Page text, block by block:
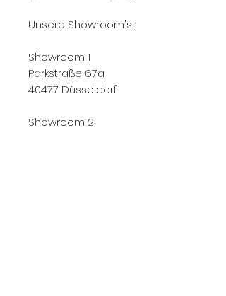
Unsere Showroom's :
Showroom 1
Parkstraße 67a
40477 Düsseldorf
Showroom 2